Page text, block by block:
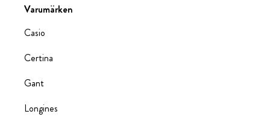
Varumärken
Casio
Certina
Gant
Longines